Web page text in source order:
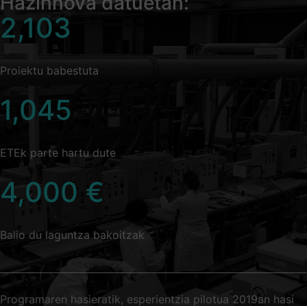
2,103
Proiektu babestuta
1,045
ETEk parte hartu dute
4,000 €
Balio du laguntza bakoitzak
Programaren hasieratik, esperientzia pilotua 2019an hasi